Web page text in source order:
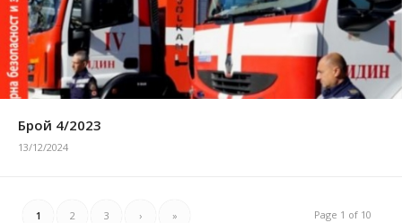
Брой 4/2023
13/12/2024
Page 1 of 10
1 2 3 › »